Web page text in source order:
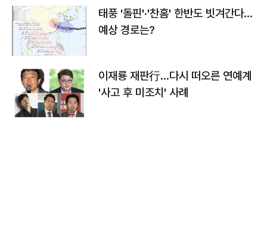
태풍 '돌핀'·'찬홈' 한반도 빗겨간다…
예상 경로는?
이재룡 재판行…다시 떠오른 연예계
'사고 후 미조치' 사례